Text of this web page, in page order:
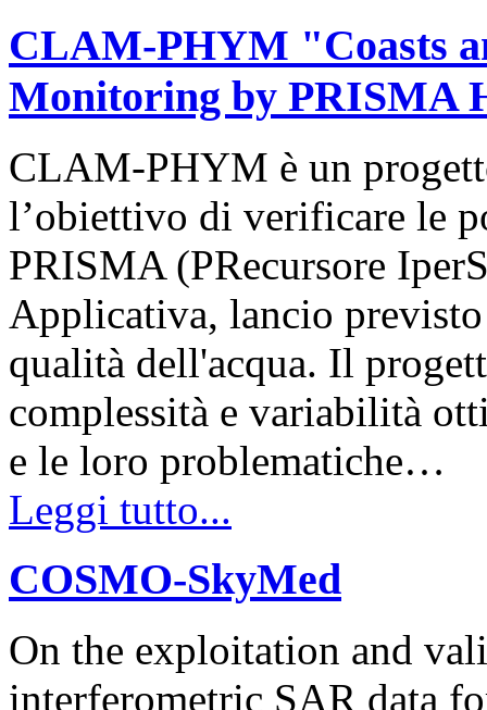
CLAM-PHYM "Coasts
Monitoring by PRISMA
CLAM-PHYM è un
l’obiettivo di verificare le
PRISMA (PRecursore
Applicativa, lancio
qualità dell'acqua. Il
complessità e variabilità
e le loro problematiche…
Leggi tutto...
COSMO-SkyMed
On the exploitation and
interferometric SAR data